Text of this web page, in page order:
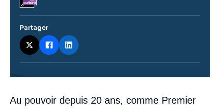
Contenu
intervention
Au pouvoir depuis 20 ans, comme Premier
Partager